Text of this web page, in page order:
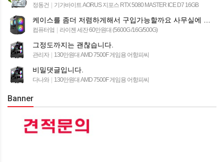
정동건 기가바이트 AORUS 지포스 RTX 5080 MASTER ICE D7 16GB
컴퓨터엌 라이젠 세잔 60만원대 (5600G /16G/500G)
그정도까지는 괜찮습니다.
관리자 130만원대 AMD 7500F 게임용 어항피씨
비밀댓글입니다.
다나와 130만원대 AMD 7500F 게임용 어항피씨
Banner